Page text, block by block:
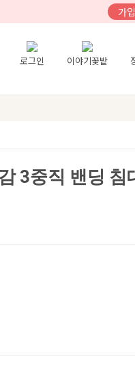
가
로그인 이야기꽃밭
3중직 밴딩 침